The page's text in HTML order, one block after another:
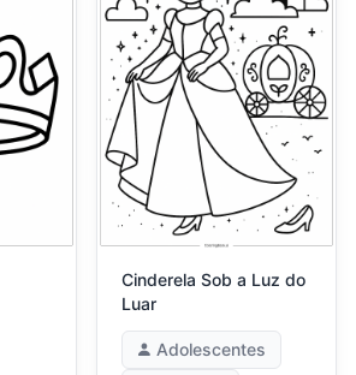
Cinderela Sob a Luz do
Luar
Adolescentes